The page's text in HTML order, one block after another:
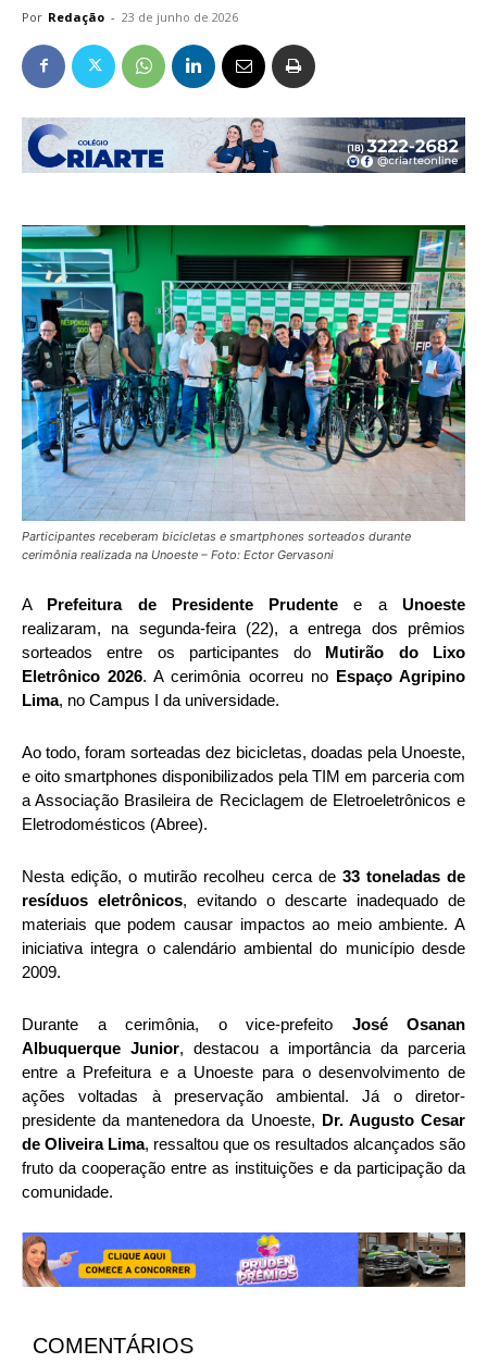
Por Redação - 23 de junho de 2026
Participantes receberam bicicletas e smartphones sorteados durante
cerimônia realizada na Unoeste – Foto: Ector Gervasoni
A Prefeitura de Presidente Prudente e aUnoeste
realizaram, na segunda-feira (22), a entrega dos prêmios
sorteados entre os participantes do Mutirão do Lixo
Eletrônico 2026. A cerimônia ocorreu no Espaço Agripino
Lima, no Campus I da universidade.
Ao todo, foram sorteadas dez bicicletas, doadas pela Unoeste,
e oito smartphones disponibilizados pela TIM em parceria com
a Associação Brasileira de Reciclagem de Eletroeletrônicos e
Eletrodomésticos (Abree).
Nesta edição, o mutirão recolheu cerca de 33 toneladas de
resíduos eletrônicos, evitando o descarte inadequado de
materiais que podem causar impactos ao meio ambiente. A
iniciativa integra o calendário ambiental do município desde
2009.
Durante a cerimônia, o vice-prefeito José Osanan
Albuquerque Junior, destacou a importância da parceria
entre a Prefeitura e a Unoeste para o desenvolvimento de
ações voltadas à preservação ambiental. Já o diretor-
presidente da mantenedora da Unoeste, Dr. Augusto Cesar
de Oliveira Lima, ressaltou que os resultados alcançados são
fruto da cooperação entre as instituições e da participação da
comunidade.
COMENTÁRIOS